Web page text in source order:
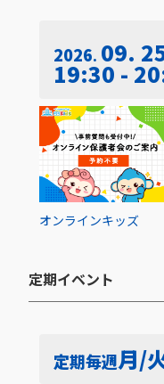
2026 09.
19:30 -
オンラインキッズ
定期イベント​
定期毎週月/